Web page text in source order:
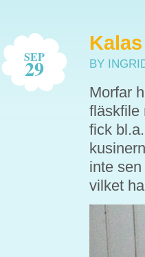
SEP
29
Kalas
BY
Morfar
fläskfile
fick
inte
vilket